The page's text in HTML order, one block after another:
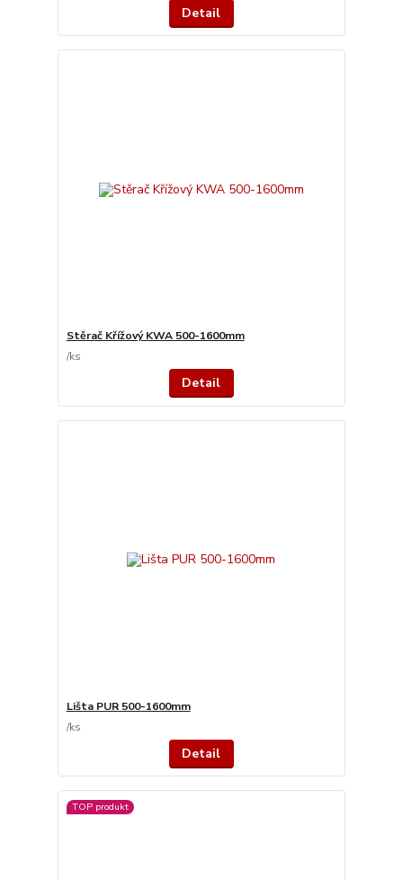
Detail
Stěrač Křížový KWA 500-1600mm
/ks
Detail
Lišta PUR 500-1600mm
/ks
Detail
TOP produkt